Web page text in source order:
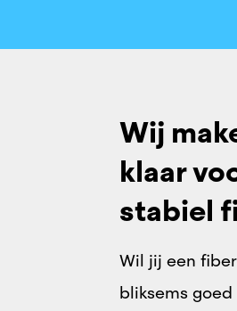
Wij
klaar
stabiel
Wil jij een
bliksems